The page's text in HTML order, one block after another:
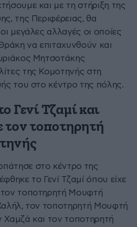
και με τη στήριξη της
της Περιφέρειας, θα
μεγάλες αλλαγές οι οποίες
να επιταχυνθούν και
Μητσοτάκης
της Κομοτηνής στη
του στο κέντρο της πόλης.
Γενί Τζαμί και
τον τοποτηρητή
στο κέντρο της
το Γενί Τζαμί όπου είχε
τοποτηρητή Μουφτή
τον τοποτηρητή Μουφτή
Χαμζά και τον τοποτηρητή